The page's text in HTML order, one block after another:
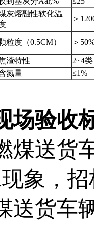
灰熔融性软化温
＞
粒度（0.5CM） ＞
渣特性
2~4类
氮量
≤1%
场验收
送货车
象，
货车辆